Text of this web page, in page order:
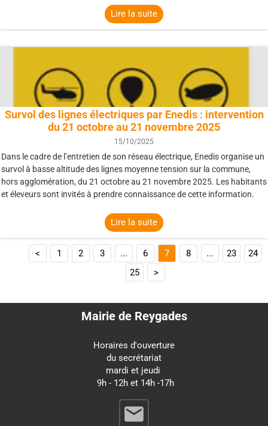
Lire la suite
Survol des lignes électriques par Enedis : intervention
du 21 octobre au 21 novembre 2025
15/10/2025
Dans le cadre de l’entretien de son réseau électrique, Enedis organise un
survol à basse altitude des lignes moyenne tension sur la commune,
hors agglomération, du 21 octobre au 21 novembre 2025. Les habitants
et éleveurs sont invités à prendre connaissance de cette information.
Lire la suite
< 1 2 3 ... 6 7 8 ... 23
24
25
>
Mairie de Reygades
Horaires d'ouverture
du secrétariat
mardi et jeudi
9h - 12h et 14h -17h
email